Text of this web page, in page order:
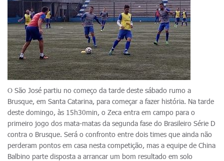
O São José partiu no começo da tarde deste sábado rumo a
Brusque, em Santa Catarina, para começar a fazer história. Na tarde
deste domingo, às 15h30min, o Zeca entra em campo para o
primeiro jogo dos mata-matas da segunda fase do Brasileiro Série D
contra o Brusque. Será o confronto entre dois times que ainda não
perderam pontos em casa nesta competição, mas a equipe de China
Balbino parte disposta a arrancar um bom resultado em solo